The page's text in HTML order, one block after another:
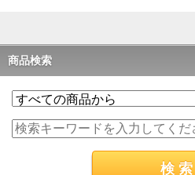
商品検索